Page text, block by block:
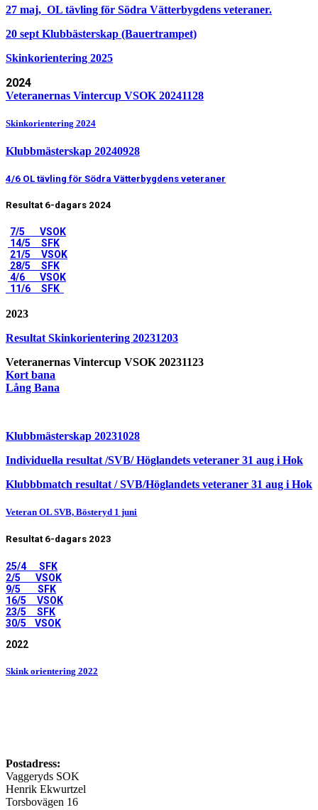
27 maj, OL tävling för Södra Vätterbygdens veteraner.
20 sept Klubbästerskap (Bauertrampet)
Skinkorientering 2025
2024
Veteranernas Vintercup VSOK 20241128
Skinkorientering 2024
Klubbmästerskap 20240928
4/6 OL tävling för Södra Vätterbygdens veteraner
Resultat 6-dagars 2024
7/5 VSOK
14/5 SFK
21/5 VSOK
28/5 SFK
4/6 VSOK
11/6 SFK
2023
Resultat Skinkorientering 20231203
Veteranernas Vintercup VSOK 20231123
Kort bana
Lång Bana
Klubbmästerskap 20231028
Individuella resultat /SVB/ Höglandets veteraner 31 aug i Hok
Klubbbmatch resultat / SVB/Höglandets veteraner 31 aug i Hok
Veteran OL SVB, Bösteryd 1 juni
Resultat 6-dagars 2023
25/4 SFK
2/5 VSOK
9/5 SFK
16/5 VSOK
23/5 SFK
30/5 VSOK
2022
Skink orientering 2022
Postadress:
Vaggeryds SOK
Henrik Ekwurtzel
Torsbovägen 16